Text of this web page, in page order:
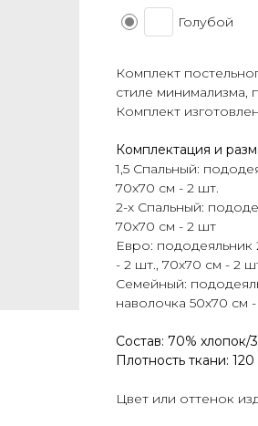
Голубой
Комплект
стиле минимализма,
Комплект
Комплектация и
1,5 Спальный:
70х70 см - 2 шт.
2-х Спальный:
70х70 см - 2 шт
Евро: пододеяльник
- 2 шт., 70х70 см - 2
Семейный:
наволочка 50х70 см
Состав: 70%
Плотность ткани: 120
Цвет или оттенок